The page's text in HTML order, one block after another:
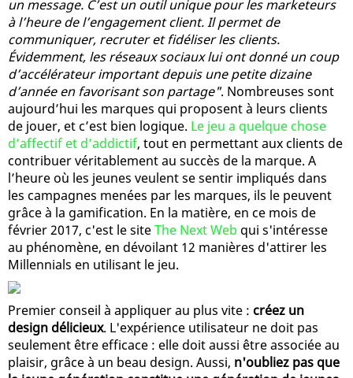
un message. C’est un outil unique pour les marketeurs
à l’heure de l’engagement client. Il permet de
communiquer, recruter et fidéliser les clients.
Évidemment, les réseaux sociaux lui ont donné un coup
d’accélérateur important depuis une petite dizaine
d’année en favorisant son partage". Nombreuses sont
aujourd’hui les marques qui proposent à leurs clients
de jouer, et c’est bien logique. Le jeu a quelque chose
d’affectif et d’addictif, tout en permettant aux clients de
contribuer véritablement au succès de la marque. A
l’heure où les jeunes veulent se sentir impliqués dans
les campagnes menées par les marques, ils le peuvent
grâce à la gamification. En la matière, en ce mois de
février 2017, c'est le siteThe Next Web qui s'intéresse
au phénomène, en dévoilant 12 manières d'attirer les
Millennials en utilisant le jeu.
Premier conseil à appliquer au plus vite : créez un
design délicieux. L'expérience utilisateur ne doit pas
seulement être efficace : elle doit aussi être associée au
plaisir, grâce à un beau design. Aussi, n'oubliez pas que